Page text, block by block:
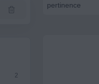
2
pertinence